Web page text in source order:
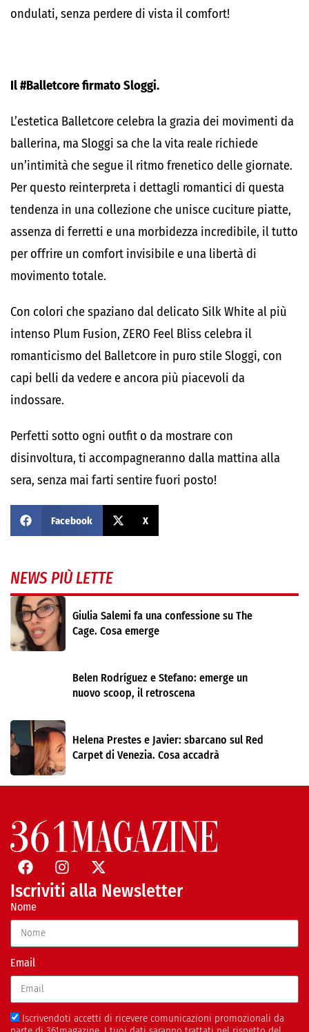
ondulati, senza perdere di vista il comfort!
Il #Balletcore firmato Sloggi.
L’estetica Balletcore celebra la grazia dei movimenti da
ballerina, ma Sloggi sa che la vita reale richiede
un’intimità che segue il ritmo frenetico delle giornate.
Per questo reinterpreta i dettagli romantici di questa
tendenza in una collezione che unisce cuciture piatte,
assenza di ferretti e una morbidezza incredibile, il tutto
per offrire un comfort invisibile e una libertà di
movimento totale.
Con colori che spaziano dal delicato Silk White al più
intenso Plum Fusion, ZERO Feel Bliss celebra il
romanticismo del Balletcore in puro stile Sloggi, con
capi belli da vedere e ancora più piacevoli da
indossare.
Perfetti sotto ogni outfit o da mostrare con
disinvoltura, ti accompagneranno dalla mattina alla
sera, senza mai farti sentire fuori posto!
Facebook X
NEWS PIÙ LETTE
Giulia Salemi fa una confessione su The
Cage. Cosa emerge
Belen Rodríguez e Stefano: emerge un
nuovo scoop, il retroscena
Helena Prestes e Javier: sbarcano sul Red
Carpet di Venezia. Cosa accadrà
Iscriviti alla Newsletter
Nome
Email
Iscrivendoti accetti di ricevere comunicazioni promozionali da